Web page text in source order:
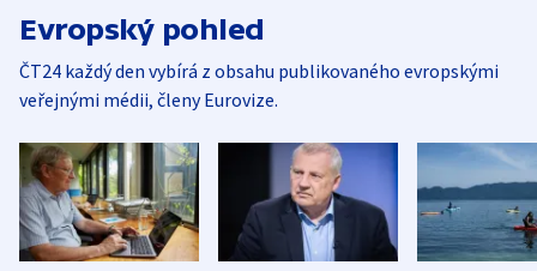
Evropský pohled
ČT24 každý den vybírá z obsahu publikovaného evropskými
veřejnými médii, členy Eurovize.